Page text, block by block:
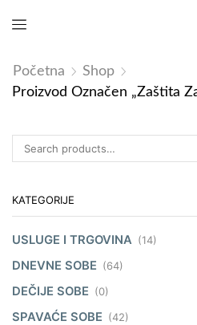
Početna
Shop
Proizvod Označen „Zaštita
KATEGORIJE
USLUGE I TRGOVINA (14)
DNEVNE SOBE (64)
DEČIJE SOBE (0)
SPAVAĆE SOBE (42)